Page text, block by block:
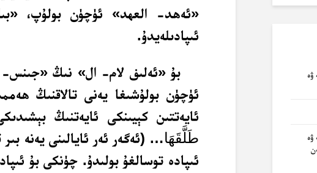
«ئەھد- العهد» ئۈچۈن بولۇپ،
ئىپادىلەيدۇ.
بۇ «ئەلىف لام- ال» نىڭ «جىنس-
ئۈچۈن بولۇشىغا يەنى تالاقنىڭ
ئايەتتىن كېيىنكى ئايەتنىڭ
طَلَّقَهَا… (ئەگەر ئەر ئايالىنى يەنە
ئىپادە توسالغۇ بولىدۇ. چۈنكى بۇ
ۋە
ۋە